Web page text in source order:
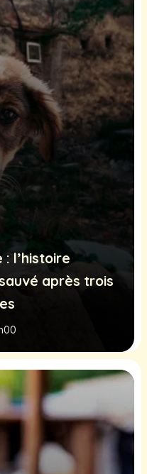
l’histoire
après trois